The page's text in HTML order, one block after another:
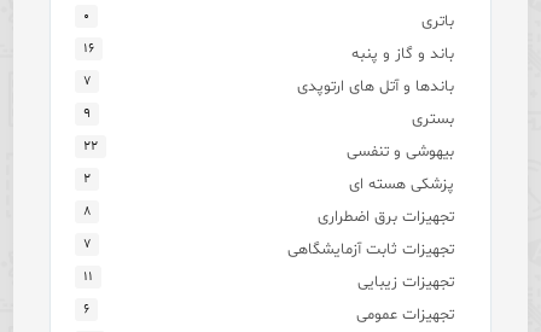
باتری ۰
باند و گاز و پنبه ۱۶
باندها و آتل های ارتوپدی ۷
بستری ۹
بیهوشی و تنفسی ۲۲
پزشکی هسته ای ۲
تجهیزات برق اضطراری ۸
تجهیزات ثابت آزمایشگاهی ۷
تجهیزات زیبایی ۱۱
تجهیزات عمومی ۶